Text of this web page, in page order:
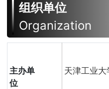
组织单位
Organization
主办单
位
天津工业